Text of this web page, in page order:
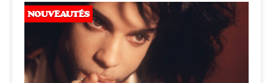
NOUVEAUTÉS